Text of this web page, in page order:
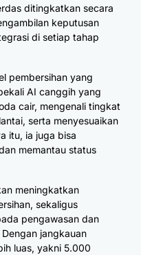
ditingkatkan secara
keputusan
di setiap tahap
pembersihan yang
AI canggih yang
cair, mengenali tingkat
serta menyesuaikan
itu, ia juga bisa
memantau status
meningkatkan
sekaligus
pengawasan dan
jangkauan
luas, yakni 5.000